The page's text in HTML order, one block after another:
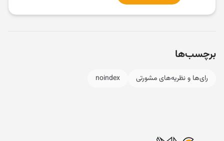
برچسب‌ها
رای‌ها و نظریه‌های مشورتی noindex